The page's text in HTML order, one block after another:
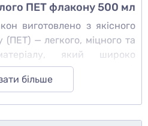
ПЕТ флакону 500 мл
виготовлено з якісного
(ПЕТ) — легкого, міцного та
який широко
промисловості.
зберігати властивості
більше